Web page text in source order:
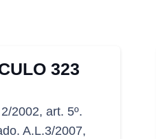
323
2002, art. 5º.
A.L.3/2007,